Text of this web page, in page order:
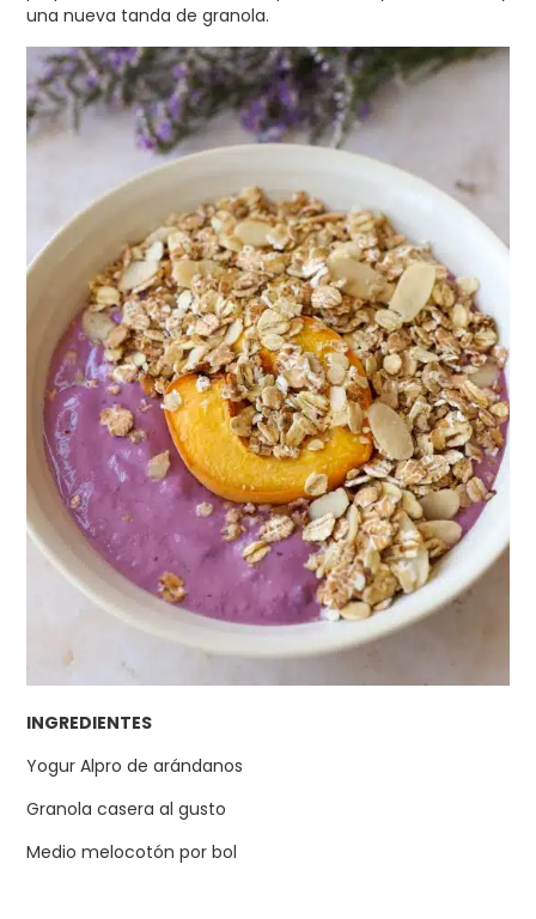
una nueva tanda de granola.
INGREDIENTES
Yogur Alpro de arándanos
Granola casera al gusto
Medio melocotón por bol